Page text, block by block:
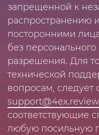
запрещенной к
распространению
посторонними
без
разрешения. Для
технической
вопросам, следует
support@4ex.review
соответствующие
любую посильную